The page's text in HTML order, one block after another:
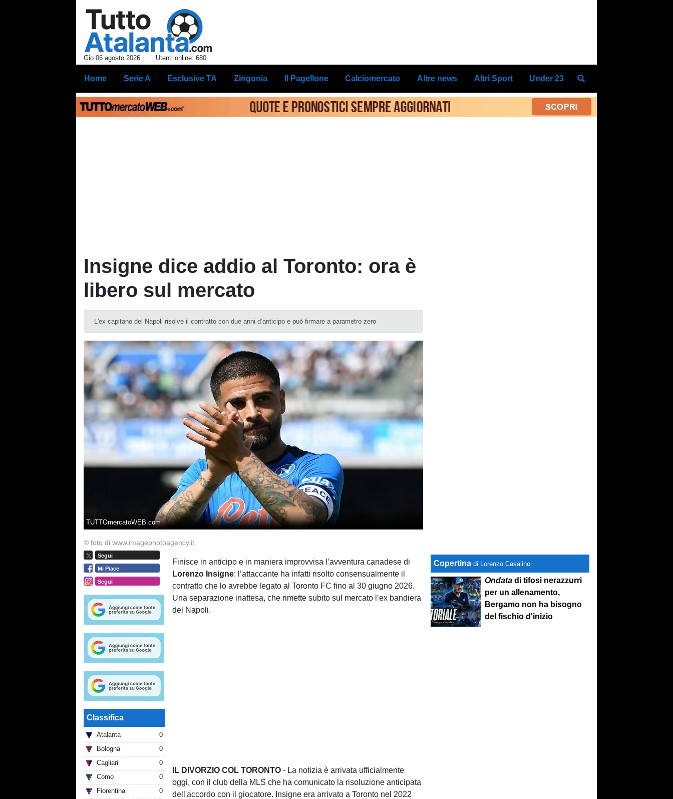
Gio 06 agosto 2026 Utenti online: 680
Home Serie A Esclusive TA Zingonia Il Pagellone Calciomercato Altre news Altri Sport Under 23
Insigne dice addio al Toronto: ora è
libero sul mercato
L'ex capitano del Napoli risolve il contratto con due anni d’anticipo e può firmare a parametro zero
TUTTOmercatoWEB.com
© foto di www.imagephotoagency.it
Segui
Mi Piace
Segui
Classifica
Atalanta
0
Bologna
0
Cagliari
0
Como
0
Fiorentina
0
Finisce in anticipo e in maniera improvvisa l’avventura canadese di
Lorenzo Insigne: l’attaccante ha infatti risolto consensualmente il
contratto che lo avrebbe legato al Toronto FC fino al 30 giugno 2026.
Una separazione inattesa, che rimette subito sul mercato l’ex bandiera
del Napoli.
IL DIVORZIO COL TORONTO - La notizia è arrivata ufficialmente
oggi, con il club della MLS che ha comunicato la risoluzione anticipata
dell'accordo con il giocatore. Insigne era arrivato a Toronto nel 2022
Copertina di Lorenzo Casalino
Ondata di tifosi nerazzurri
per un allenamento,
Bergamo non ha bisogno
del fischio d'inizio